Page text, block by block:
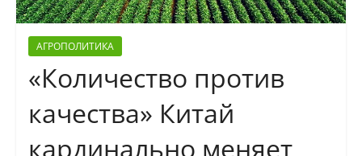
АГРОПОЛИТИКА
«Количество против
качества» Китай
кардинально меняет